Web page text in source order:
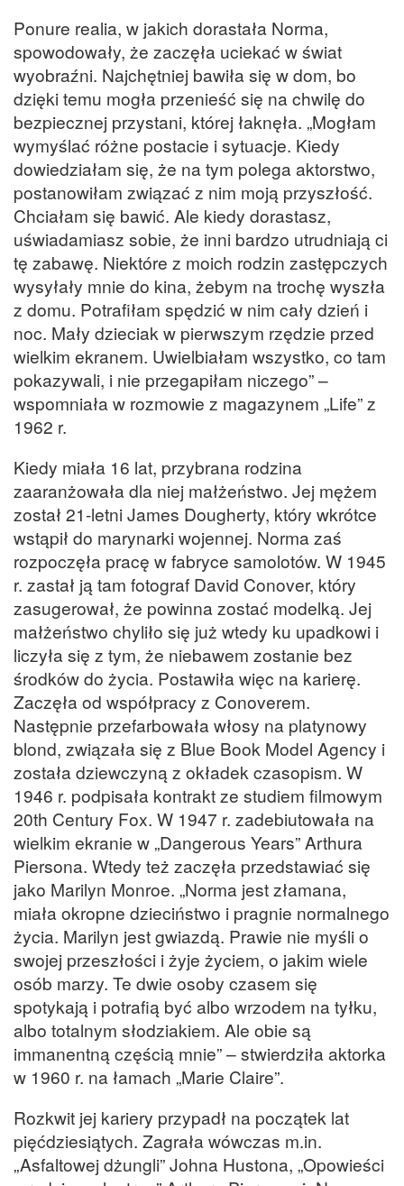
Ponure realia, w jakich dorastała Norma,
spowodowały, że zaczęła uciekać w świat
wyobraźni. Najchętniej bawiła się w dom, bo
dzięki temu mogła przenieść się na chwilę do
bezpiecznej przystani, której łaknęła. „Mogłam
wymyślać różne postacie i sytuacje. Kiedy
dowiedziałam się, że na tym polega aktorstwo,
postanowiłam związać z nim moją przyszłość.
Chciałam się bawić. Ale kiedy dorastasz,
uświadamiasz sobie, że inni bardzo utrudniają ci
tę zabawę. Niektóre z moich rodzin zastępczych
wysyłały mnie do kina, żebym na trochę wyszła
z domu. Potrafiłam spędzić w nim cały dzień i
noc. Mały dzieciak w pierwszym rzędzie przed
wielkim ekranem. Uwielbiałam wszystko, co tam
pokazywali, i nie przegapiłam niczego” –
wspomniała w rozmowie z magazynem „Life” z
1962 r.
Kiedy miała 16 lat, przybrana rodzina
zaaranżowała dla niej małżeństwo. Jej mężem
został 21-letni James Dougherty, który wkrótce
wstąpił do marynarki wojennej. Norma zaś
rozpoczęła pracę w fabryce samolotów. W 1945
r. zastał ją tam fotograf David Conover, który
zasugerował, że powinna zostać modelką. Jej
małżeństwo chyliło się już wtedy ku upadkowi i
liczyła się z tym, że niebawem zostanie bez
środków do życia. Postawiła więc na karierę.
Zaczęła od współpracy z Conoverem.
Następnie przefarbowała włosy na platynowy
blond, związała się z Blue Book Model Agency i
została dziewczyną z okładek czasopism. W
1946 r. podpisała kontrakt ze studiem filmowym
20th Century Fox. W 1947 r. zadebiutowała na
wielkim ekranie w „Dangerous Years” Arthura
Piersona. Wtedy też zaczęła przedstawiać się
jako Marilyn Monroe. „Norma jest złamana,
miała okropne dzieciństwo i pragnie normalnego
życia. Marilyn jest gwiazdą. Prawie nie myśli o
swojej przeszłości i żyje życiem, o jakim wiele
osób marzy. Te dwie osoby czasem się
spotykają i potrafią być albo wrzodem na tyłku,
albo totalnym słodziakiem. Ale obie są
immanentną częścią mnie” – stwierdziła aktorka
w 1960 r. na łamach „Marie Claire”.
Rozkwit jej kariery przypadł na początek lat
pięćdziesiątych. Zagrała wówczas m.in.
„Asfaltowej dżungli” Johna Hustona, „Opowieści